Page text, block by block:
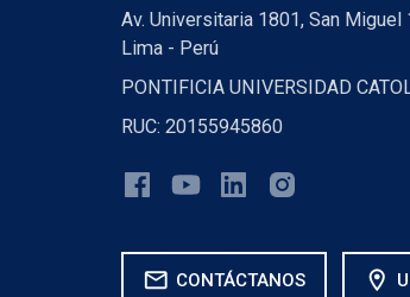
Av. Universitaria 1801, San Miguel
Lima - Perú
PONTIFICIA UNIVERSIDAD
RUC: 20155945860
mail CONTÁCTANOS location_on